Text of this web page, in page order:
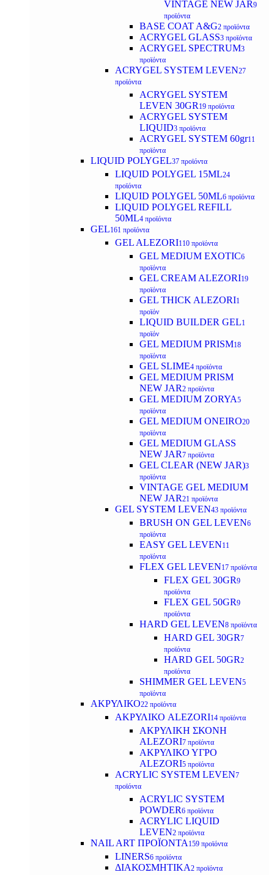
VINTAGE NEW JAR9
προϊόντα
BASE COAT A&G2 προϊόντα
ACRYGEL GLASS3 προϊόντα
ACRYGEL SPECTRUM3
προϊόντα
ACRYGEL SYSTEM LEVEN27
προϊόντα
ACRYGEL SYSTEM
LEVEN 30GR 19 προϊόντα
ACRYGEL SYSTEM
LIQUID3 προϊόντα
ACRYGEL SYSTEM 60gr11
προϊόντα
LIQUID POLYGEL37 προϊόντα
LIQUID POLYGEL 15ML24
προϊόντα
LIQUID POLYGEL 50ML6 προϊόντα
LIQUID POLYGEL REFILL
50ML4 προϊόντα
GEL161 προϊόντα
GEL ALEZORI110 προϊόντα
GEL MEDIUM EXOTIC6
προϊόντα
GEL CREAM ALEZORI19
προϊόντα
GEL THICK ALEZORI1
προϊόν
LIQUID BUILDER GEL1
προϊόν
GEL MEDIUM PRISM18
προϊόντα
GEL SLIME4 προϊόντα
GEL MEDIUM PRISM
NEW JAR2 προϊόντα
GEL MEDIUM ZORYA5
προϊόντα
GEL MEDIUM ONEIRO20
προϊόντα
GEL MEDIUM GLASS
NEW JAR7 προϊόντα
GEL CLEAR (NEW JAR)3
προϊόντα
VINTAGE GEL MEDIUM
NEW JAR21 προϊόντα
GEL SYSTEM LEVEN43 προϊόντα
BRUSH ON GEL LEVEN6
προϊόντα
EASY GEL LEVEN11
προϊόντα
FLEX GEL LEVEN17 προϊόντα
FLEX GEL 30GR9
προϊόντα
FLEX GEL 50GR9
προϊόντα
HARD GEL LEVEN8 προϊόντα
HARD GEL 30GR7
προϊόντα
HARD GEL 50GR2
προϊόντα
SHIMMER GEL LEVEN5
προϊόντα
ΑΚΡΥΛΙΚΟ22 προϊόντα
ΑΚΡΥΛΙΚΟ ALEZORI14 προϊόντα
ΑΚΡΥΛΙΚΗ ΣΚΟΝΗ
ALEZORI7 προϊόντα
ΑΚΡΥΛΙΚΟ ΥΓΡΟ
ALEZORI5 προϊόντα
ACRYLIC SYSTEM LEVEN7
προϊόντα
ACRYLIC SYSTEM
POWDER6 προϊόντα
ACRYLIC LIQUID
LEVEN2 προϊόντα
NAIL ART ΠΡΟΪΟΝΤΑ 159 προϊόντα
LINERS6 προϊόντα
ΔΙΑΚΟΣΜΗΤΙΚΑ2 προϊόντα